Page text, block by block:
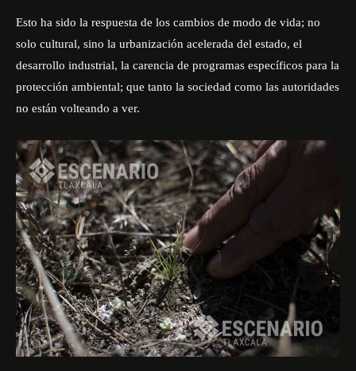
Esto ha sido la respuesta de los cambios de modo de vida; no
solo cultural, sino la urbanización acelerada del estado, el
desarrollo industrial, la carencia de programas específicos para la
protección ambiental; que tanto la sociedad como las autoridades
no están volteando a ver.